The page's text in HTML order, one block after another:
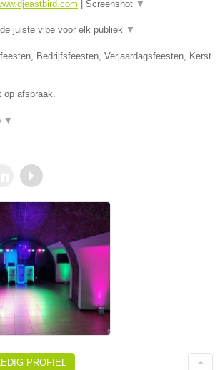
Screenshot ▼
juiste vibe voor elk publiek ▼
Bedrijfsfeesten, Verjaardagsfeesten, Kerst
op afspraak.
▼
PROFIEL